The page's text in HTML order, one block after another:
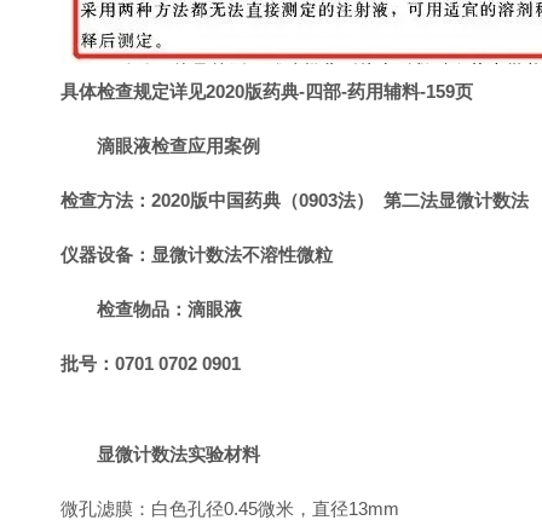
具体检查规定详见2020版药典-四部-药用辅料-159页
滴眼液检查应用案例
检查方法：2020版中国药典（0903法） 第二法显微计数法
仪器设备：显微计数法不溶性微粒
检查物品：滴眼液
批号：0701 0702 0901
显微计数法实验材料
微孔滤膜：白色孔径0.45微米，直径13mm